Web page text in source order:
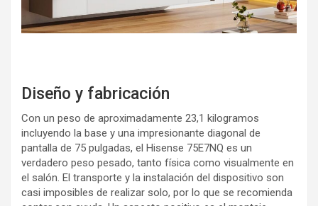
Diseño y fabricación
Con un peso de aproximadamente 23,1 kilogramos
incluyendo la base y una impresionante diagonal de
pantalla de 75 pulgadas, el Hisense 75E7NQ es un
verdadero peso pesado, tanto física como visualmente en
el salón. El transporte y la instalación del dispositivo son
casi imposibles de realizar solo, por lo que se recomienda